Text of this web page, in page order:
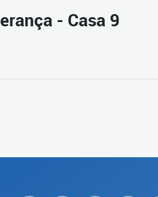
- Casa 9